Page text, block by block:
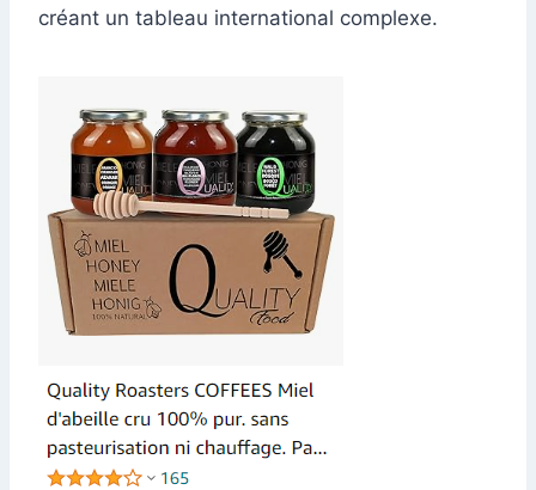
créant un tableau international complexe.